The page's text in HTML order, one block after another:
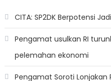
CITA: SP2DK Berpotensi
Pengamat usulkan RI
pelemahan ekonomi
Pengamat Soroti Lonjakan